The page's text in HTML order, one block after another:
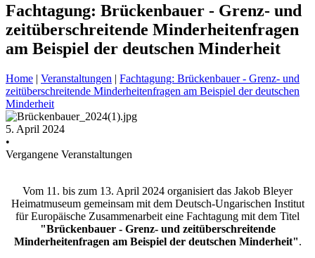
Fachtagung: Brückenbauer - Grenz- und
zeitüberschreitende Minderheitenfragen
am Beispiel der deutschen Minderheit
Home | Veranstaltungen | Fachtagung: Brückenbauer - Grenz- und
zeitüberschreitende Minderheitenfragen am Beispiel der deutschen
Minderheit
5. April 2024
•
Vergangene Veranstaltungen
Vom 11. bis zum 13. April 2024 organisiert das Jakob Bleyer
Heimatmuseum gemeinsam mit dem Deutsch-Ungarischen Institut
für Europäische Zusammenarbeit eine Fachtagung mit dem Titel
"Brückenbauer - Grenz- und zeitüberschreitende
Minderheitenfragen am Beispiel der deutschen Minderheit".